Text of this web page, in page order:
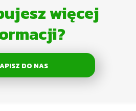
więcej
DO NAS